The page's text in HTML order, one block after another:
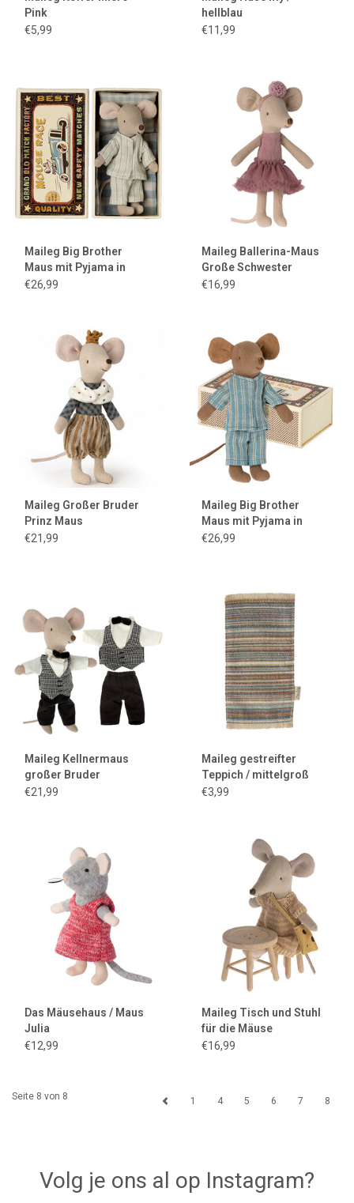
Pink
€5,99
hellblau
€11,99
Maileg Big Brother
Maus mit Pyjama in
Streichholzschachtel /
€26,99
Maileg Ballerina-Maus
Große Schwester
Heather
€16,99
Maileg Großer Bruder
Prinz Maus
€21,99
Maileg Big Brother
Maus mit Pyjama in
Streichholzschachtel
€26,99
Maileg Kellnermaus
großer Bruder
€21,99
Maileg gestreifter
Teppich / mittelgroß
€3,99
Das Mäusehaus / Maus
Julia
€12,99
Maileg Tisch und Stuhl
für die Mäuse
€16,99
Seite 8 von 8 1 4 5 6 7 8
Volg je ons al op Instagram?